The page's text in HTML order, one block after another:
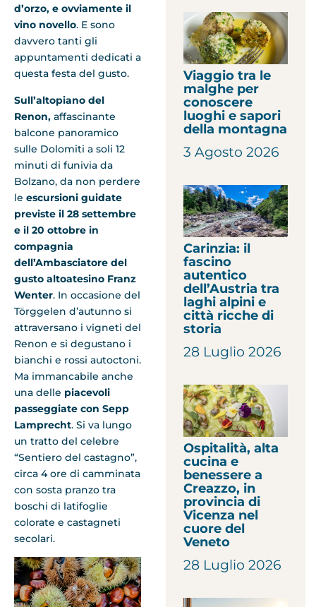
d’orzo, e ovviamente il
vino novello. E sono
davvero tanti gli
appuntamenti dedicati a
questa festa del gusto.
Sull’altopiano del
Renon, affascinante
balcone panoramico
sulle Dolomiti a soli 12
minuti di funivia da
Bolzano, da non perdere
le escursioni guidate
previste il 28 settembre
e il 20 ottobre in
compagnia
dell’Ambasciatore del
gusto altoatesino Franz
Wenter. In occasione del
Törggelen d’autunno si
attraversano i vigneti del
Renon e si degustano i
bianchi e rossi autoctoni.
Ma immancabile anche
una delle piacevoli
passeggiate con Sepp
Lamprecht. Si va lungo
un tratto del celebre
“Sentiero del castagno”,
circa 4 ore di camminata
con sosta pranzo tra
boschi di latifoglie
colorate e castagneti
secolari.
Viaggio tra le
malghe per
conoscere
luoghi e sapori
della montagna
3 Agosto 2026
Carinzia: il
fascino
autentico
dell’Austria tra
laghi alpini e
città ricche di
storia
28 Luglio 2026
Ospitalità, alta
cucina e
benessere a
Creazzo, in
provincia di
Vicenza nel
cuore del
Veneto
28 Luglio 2026